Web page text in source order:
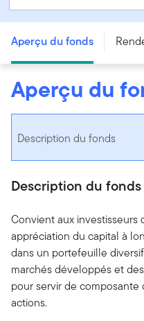
O - CAD
Aperçu du fonds
Aperçu du
Description du fonds
Description du fonds
Convient aux
appréciation du capital à
dans un portefeuille
marchés développés et
pour servir de
actions.